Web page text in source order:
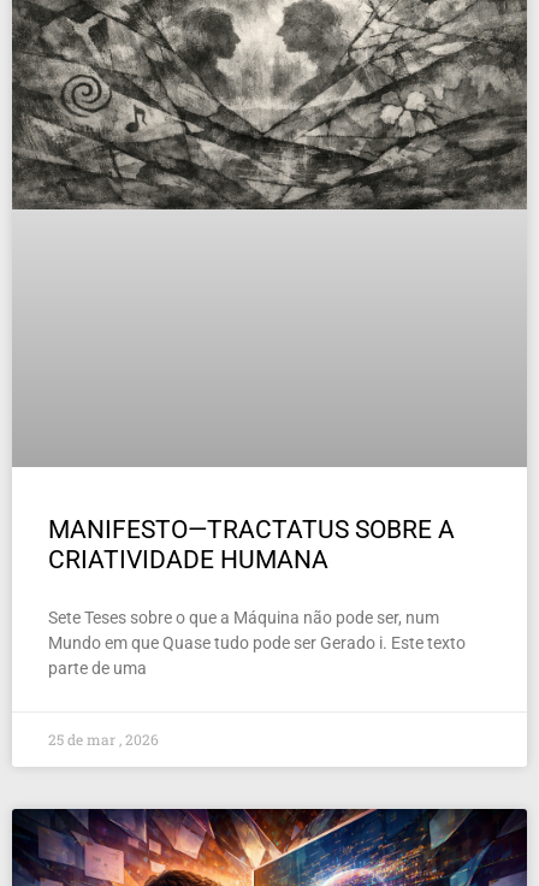
MANIFESTO—TRACTATUS SOBRE A
CRIATIVIDADE HUMANA
Sete Teses sobre o que a Máquina não pode ser, num
Mundo em que Quase tudo pode ser Gerado i. Este texto
parte de uma
25 de mar , 2026